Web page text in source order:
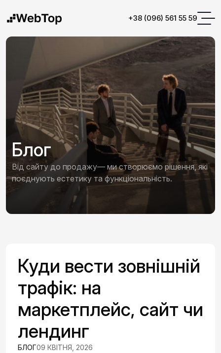
+38 (096) 561 55 59
Блог
Від сайту до продажу— ми створюємо рішення, які
поєднують естетику та функціональність.
Куди вести зовнішній
трафік: на
маркетплейс, сайт чи
лендинг
БЛОГ09 КВІТНЯ, 2026